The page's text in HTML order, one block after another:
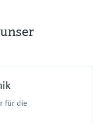
für die